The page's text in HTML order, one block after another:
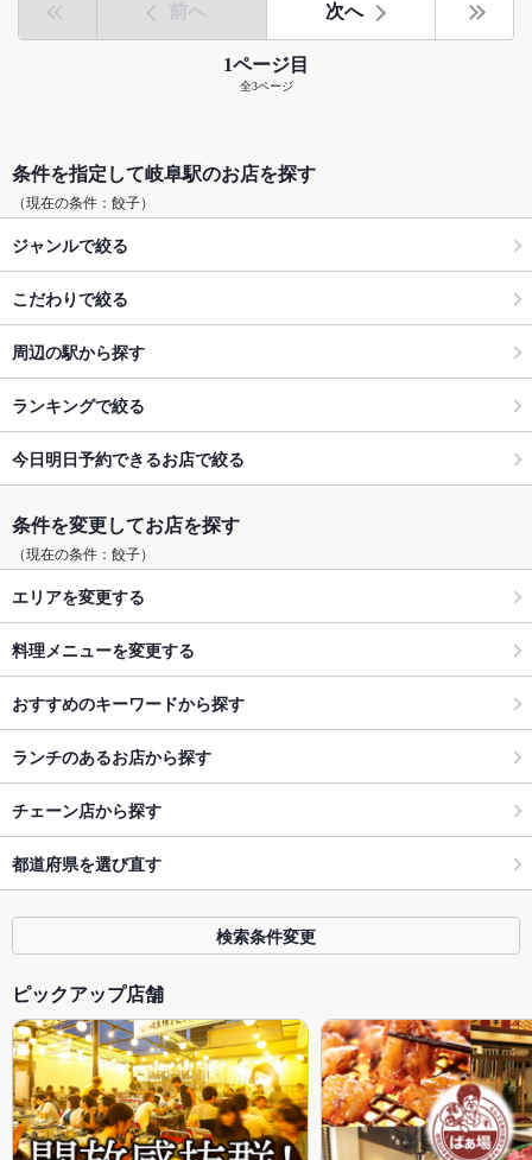
前へ 次へ
1ページ目
全3ページ
条件を指定して岐阜駅のお店を探す
（現在の条件：餃子）
ジャンルで絞る
こだわりで絞る
周辺の駅から探す
ランキングで絞る
今日明日予約できるお店で絞る
条件を変更してお店を探す
（現在の条件：餃子）
エリアを変更する
料理メニューを変更する
おすすめのキーワードから探す
ランチのあるお店から探す
チェーン店から探す
都道府県を選び直す
検索条件変更
ピックアップ店舗